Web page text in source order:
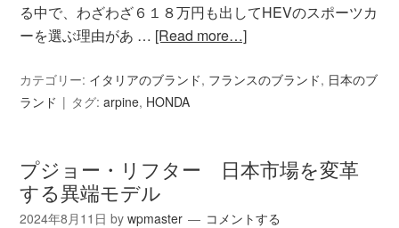
る中で、わざわざ６１８万円も出してHEVのスポーツカ
ーを選ぶ理由があ … [Read more…]
カテゴリー: イタリアのブランド, フランスのブランド, 日本のブ
ランド
タグ:arpine, HONDA
プジョー・リフター 日本市場を変革
する異端モデル
2024年8月11日 bywpmaster コメントする